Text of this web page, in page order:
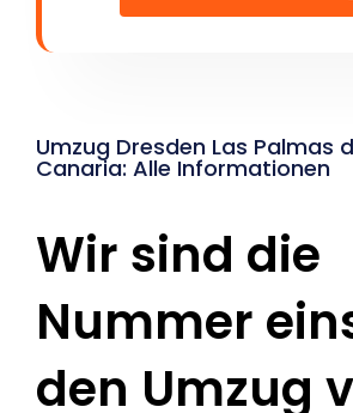
Umzug Dresden Las Palmas
Canaria: Alle Informationen
Wir sind die
Nummer
den Umzug